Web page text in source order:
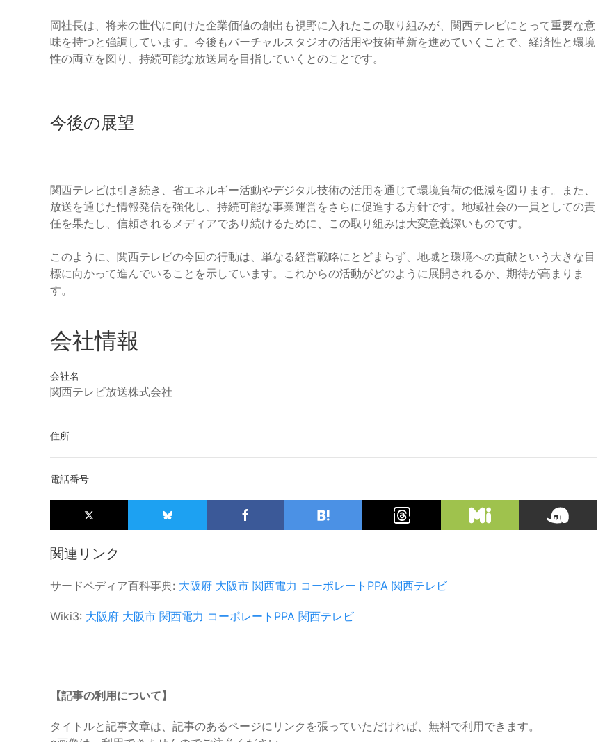
岡社長は、将来の世代に向けた企業価値の創出も視野に入れたこの取り組みが、関西テレビにとって重要な意
味を持つと強調しています。今後もバーチャルスタジオの活用や技術革新を進めていくことで、経済性と環境
性の両立を図り、持続可能な放送局を目指していくとのことです。
今後の展望
関西テレビは引き続き、省エネルギー活動やデジタル技術の活用を通じて環境負荷の低減を図ります。また、
放送を通じた情報発信を強化し、持続可能な事業運営をさらに促進する方針です。地域社会の一員としての責
任を果たし、信頼されるメディアであり続けるために、この取り組みは大変意義深いものです。
このように、関西テレビの今回の行動は、単なる経営戦略にとどまらず、地域と環境への貢献という大きな目
標に向かって進んでいることを示しています。これからの活動がどのように展開されるか、期待が高まりま
す。
会社情報
会社名
関西テレビ放送株式会社
住所
電話番号
関連リンク
サードペディア百科事典: 大阪府 大阪市 関西電力 コーポレートPPA 関西テレビ
Wiki3: 大阪府 大阪市 関西電力 コーポレートPPA 関西テレビ
【記事の利用について】
タイトルと記事文章は、記事のあるページにリンクを張っていただければ、無料で利用できます。